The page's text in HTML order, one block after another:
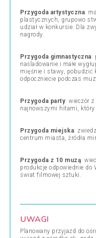
Przygoda artystyczna:
plastycznych, grupowo
udział w konkursie. Dla
nagrody.
Przygoda gimnastyczna:
naśladowanie i małe
mięśnie i stawy, pobudzić
odpoczniecie podczas
Przygoda party: wieczór
najnowszymi hitami, który
Przygoda miejska:
centrum miasta, źródła
Przygoda z 10 muzą:
produkcje odpowiednie do
świat filmowej sztuki.
UWAGI
Planowany przyjazd do